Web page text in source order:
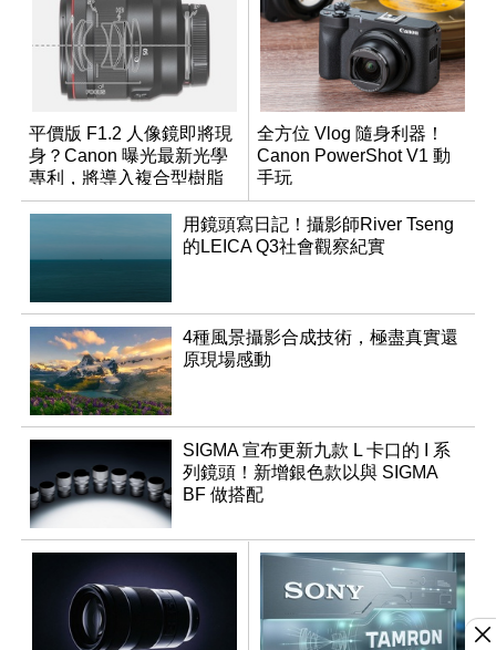
平價版 F1.2 人像鏡即將現
身？Canon 曝光最新光學
專利，將導入複合型樹脂
非球面鏡片
全方位 Vlog 隨身利器！
Canon PowerShot V1 動
手玩
用鏡頭寫日記！攝影師River Tseng
的LEICA Q3社會觀察紀實
4種風景攝影合成技術，極盡真實還
原現場感動
SIGMA 宣布更新九款 L 卡口的 I 系
列鏡頭！新增銀色款以與 SIGMA
BF 做搭配